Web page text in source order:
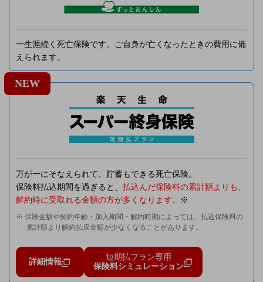
一生涯続く死亡保険です。ご自身が亡くなったときの費用に備
えられます。
NEW
万が一にそなえられて、貯蓄もできる死亡保険。
保険料払込期間を過ぎると、 払込んだ保険料の累計額よりも、
解約時に受取れる金額の方が多くなります。
※
※ 保険金額や契約年齢・加入期間・解約時期によっては、払込保険料の
累計額より解約払戻金額が少なくなることがあります。
詳細情報
短期払プラン専用
保険料シミュレーション